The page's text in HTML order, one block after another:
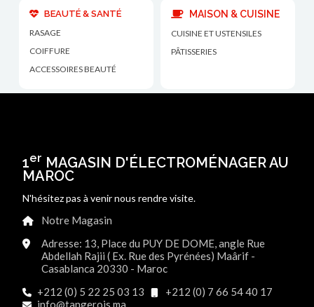
BEAUTÉ & SANTÉ
RASAGE
COIFFURE
ACCESSOIRES BEAUTÉ
MAISON & CUISINE
CUISINE ET USTENSILES
PÂTISSERIES
1er MAGASIN D'ÉLECTROMÉNAGER AU
MAROC
N'hésitez pas à venir nous rendre visite.
Notre Magasin
Adresse: 13, Place du PUY DE DOME, angle Rue
Abdellah Rajii ( Ex. Rue des Pyrénées) Maârif -
Casablanca 20330 - Maroc
+212 (0) 5 22 25 03 13
+212 (0) 7 66 54 40 17
info@tangerois.ma